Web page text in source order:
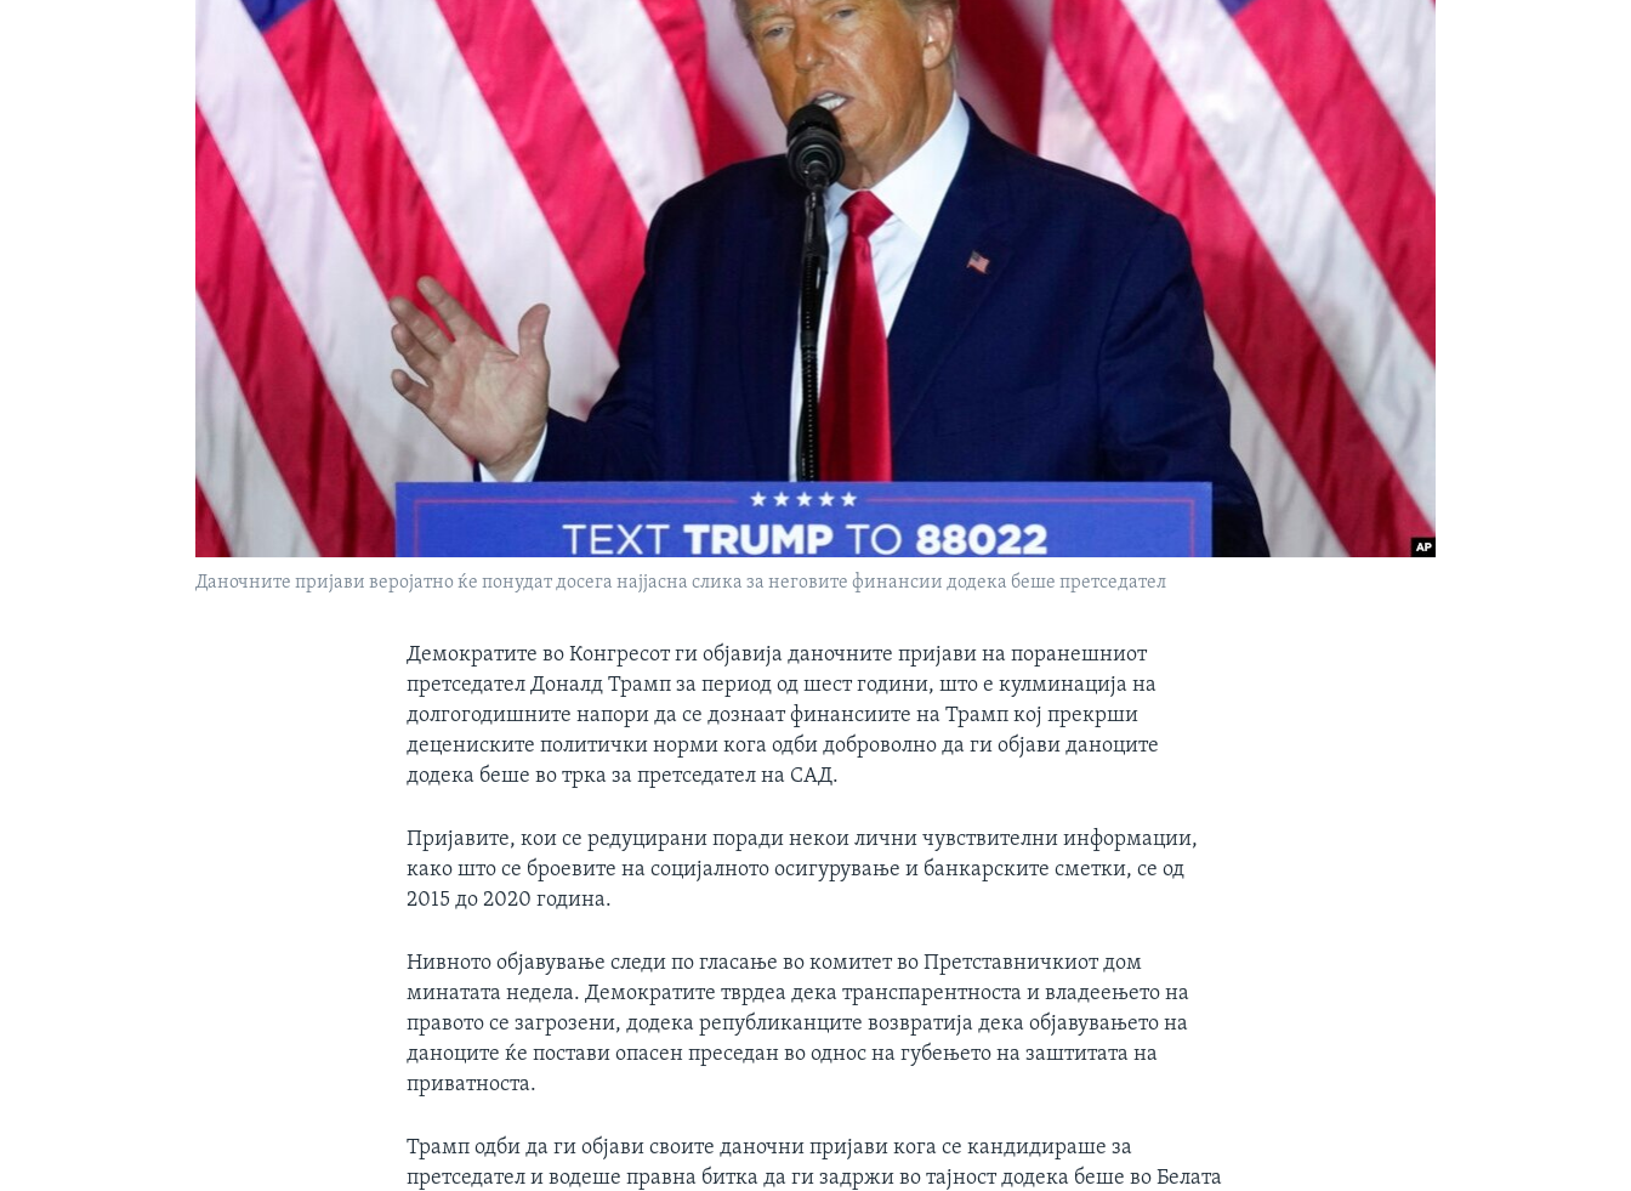
Даночните пријави веројатно ќе понудат досега најјасна слика за неговите финансии додека беше претседател
Демократите во Конгресот ги објавија даночните пријави на поранешниот
претседател Доналд Трамп за период од шест години, што е кулминација на
долгогодишните напори да се дознаат финансиите на Трамп кој прекрши
децениските политички норми кога одби доброволно да ги објави даноците
додека беше во трка за претседател на САД.
Пријавите, кои се редуцирани поради некои лични чувствителни информации,
како што се броевите на социјалното осигурување и банкарските сметки, се од
2015 до 2020 година.
Нивното објавување следи по гласање во комитет во Претставничкиот дом
минатата недела. Демократите тврдеа дека транспарентноста и владеењето на
правото се загрозени, додека републиканците возвратија дека објавувањето на
даноците ќе постави опасен преседан во однос на губењето на заштитата на
приватноста.
Трамп одби да ги објави своите даночни пријави кога се кандидираше за
претседател и водеше правна битка да ги задржи во тајност додека беше во Белата